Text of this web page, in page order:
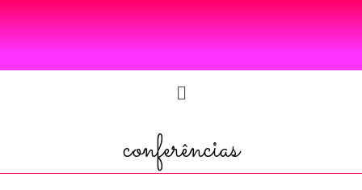
conferências